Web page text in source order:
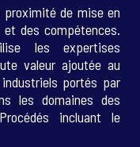
de mise en
des compétences.
les expertises
valeur ajoutée au
portés par
les domaines des
incluant le